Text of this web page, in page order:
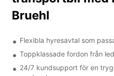
Bruehl
Flexibla hyresavtal som
Toppklassade fordon från
24/7 kundsupport för en